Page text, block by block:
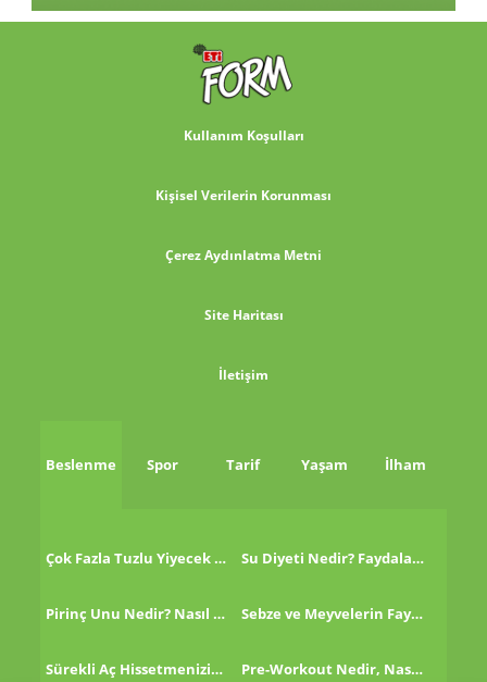
Kullanım Koşulları
Kişisel Verilerin Korunması
Çerez Aydınlatma Metni
Site Haritası
İletişim
Beslenme Spor Tarif Yaşam İlham
Çok Fazla Tuzlu Yiyecek Tükettikten Sonra Ne Yapmalı? Su Diyeti Nedir? Faydaları Nelerdir?
Pirinç Unu Nedir? Nasıl Tüketilir? Sebze ve Meyvelerin Faydaları!
Sürekli Aç Hissetmenizin 8 Nedeni! Pre-Workout Nedir, Nasıl Kullanılır?